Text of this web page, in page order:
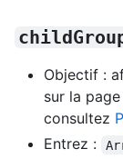
Objectif :
sur la page
consultez
Entrez :